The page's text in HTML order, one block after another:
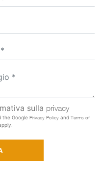
sulla privacy
the Google Privacy Policyand Terms of